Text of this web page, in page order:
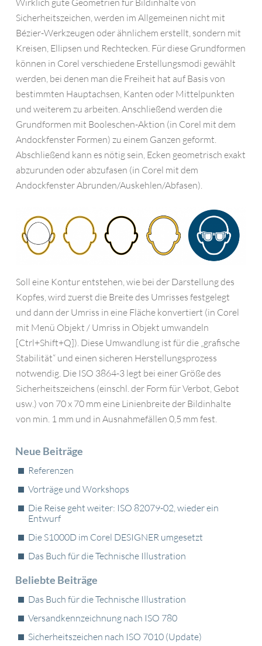
Wirklich gute Geometrien für Bildinhalte von
Sicherheitszeichen, werden im Allgemeinen nicht mit
Bézier-Werkzeugen oder ähnlichem erstellt, sondern mit
Kreisen, Ellipsen und Rechtecken. Für diese Grundformen
können in Corel verschiedene Erstellungsmodi gewählt
werden, bei denen man die Freiheit hat auf Basis von
bestimmten Hauptachsen, Kanten oder Mittelpunkten
und weiterem zu arbeiten. Anschließend werden die
Grundformen mit Booleschen-Aktion (in Corel mit dem
Andockfenster Formen) zu einem Ganzen geformt.
Abschließend kann es nötig sein, Ecken geometrisch exakt
abzurunden oder abzufasen (in Corel mit dem
AndockfensterAbrunden/Auskehlen/Abfasen).
Soll eine Kontur entstehen, wie bei der Darstellung des
Kopfes, wird zuerst die Breite des Umrisses festgelegt
und dann der Umriss in eine Fläche konvertiert (in Corel
mit Menü Objekt / Umriss in Objekt umwandeln
[Ctrl+Shift+Q]). Diese Umwandlung ist für die „grafische
Stabilität“ und einen sicheren Herstellungsprozess
notwendig. Die ISO 3864-3 legt bei einer Größe des
Sicherheitszeichens (einschl. der Form für Verbot, Gebot
usw.) von 70 x 70 mm eine Linienbreite der Bildinhalte
von min. 1 mm und in Ausnahmefällen 0,5 mm fest.
Neue­ Beiträge
Referenzen
Vorträge und Workshops
Die Reise geht weiter: ISO 82079-02, wieder ein
Entwurf
Die S1000D im Corel DESIGNER umgesetzt
Das Buch für die Technische Illustration
Beliebte Beiträge
Das Buch für die Technische Illustration
Versandkennzeichnung nach ISO 780
Sicherheitszeichen nach ISO 7010 (Update)